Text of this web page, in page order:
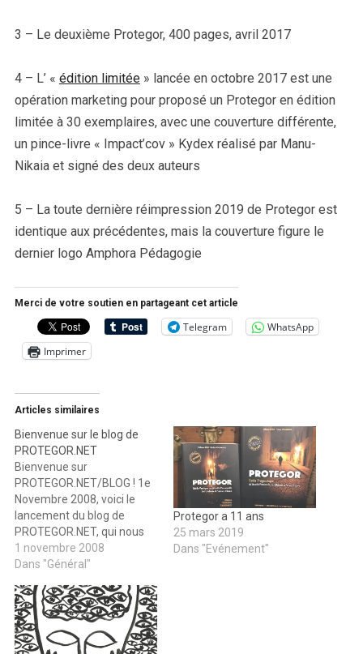
3 – Le deuxième Protegor, 400 pages, avril 2017
4 – L’ « édition limitée» lancée en octobre 2017 est une
opération marketing pour proposé un Protegor en édition
limitée à 30 exemplaires, avec une couverture différente,
un pince-livre « Impact’cov » Kydex réalisé par Manu-
Nikaia et signé des deux auteurs
5 – La toute dernière réimpression 2019 de Protegor est
identique aux précédentes, mais la couverture figure le
dernier logo Amphora Pédagogie
Merci de votre soutien en partageant cet article
Telegram
WhatsApp
Imprimer
Articles similaires
Bienvenue sur le blog de
PROTEGOR.NET
Bienvenue sur
PROTEGOR.NET/BLOG ! 1e
Novembre 2008, voici le
lancement du blog de
PROTEGOR.NET, qui nous
permettra de mieux vous
faire découvrir toutes les
équipements & les conseils
de sécurité personnelle qui
peuvent compléter votre
lecture de PROTEGOR,
1 novembre 2008
Dans "Général"
Protegor a 11 ans
25 mars 2019
Dans "Evénement"